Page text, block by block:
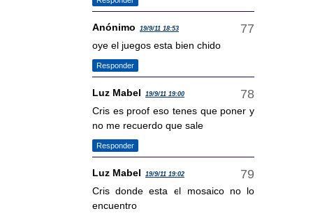
Anónimo 19/9/11 18:53
oye el juegos esta bien chido
Responder
Luz Mabel 19/9/11 19:00
Cris es proof eso tenes que poner y
no me recuerdo que sale
Responder
Luz Mabel 19/9/11 19:02
Cris donde esta el mosaico no lo
encuentro